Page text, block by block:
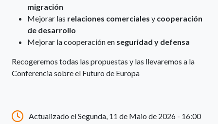
migración
Mejorar las relaciones comerciales y cooperación
de desarrollo
Mejorar la cooperación en seguridad y defensa
Recogeremos todas las propuestas y las llevaremos a la
Conferencia sobre el Futuro de Europa
Actualizado el Segunda, 11 de Maio de 2026 - 16:00